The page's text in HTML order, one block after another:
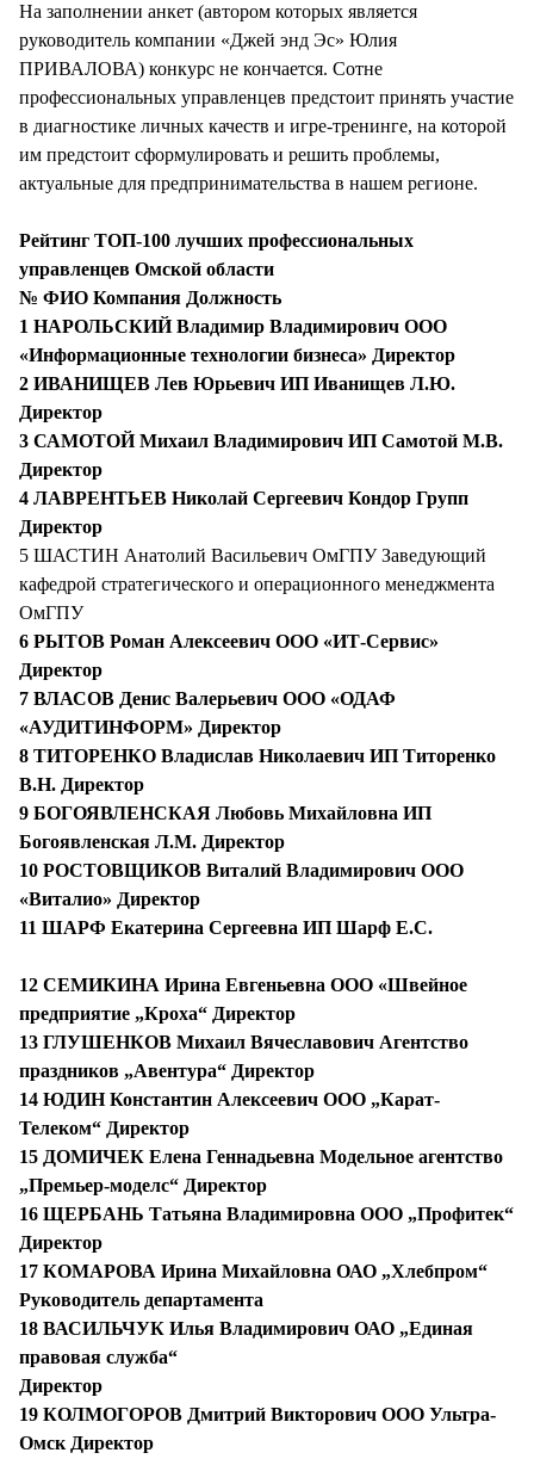
На заполнении анкет (автором которых является
руководитель компании «Джей энд Эс» Юлия
ПРИВАЛОВА) конкурс не кончается. Сотне
профессиональных управленцев предстоит принять участие
в диагностике личных качеств и игре-тренинге, на которой
им предстоит сформулировать и решить проблемы,
актуальные для предпринимательства в нашем регионе.
Рейтинг ТОП-100 лучших профессиональных
управленцев Омской области
№ ФИО Компания Должность
1 НАРОЛЬСКИЙ Владимир Владимирович ООО
«Информационные технологии бизнеса» Директор
2 ИВАНИЩЕВ Лев Юрьевич ИП Иванищев Л.Ю.
Директор
3 САМОТОЙ Михаил Владимирович ИП Самотой М.В.
Директор
4 ЛАВРЕНТЬЕВ Николай Сергеевич Кондор Групп
Директор
5 ШАСТИН Анатолий Васильевич ОмГПУ Заведующий
кафедрой стратегического и операционного менеджмента
ОмГПУ
6 РЫТОВ Роман Алексеевич ООО «ИТ-Сервис»
Директор
7 ВЛАСОВ Денис Валерьевич ООО «ОДАФ
«АУДИТИНФОРМ» Директор
8 ТИТОРЕНКО Владислав Николаевич ИП Титоренко
В.Н. Директор
9 БОГОЯВЛЕНСКАЯ Любовь Михайловна ИП
Богоявленская Л.М. Директор
10 РОСТОВЩИКОВ Виталий Владимирович ООО
«Виталио» Директор
11 ШАРФ Екатерина Сергеевна ИП Шарф Е.С.
12 СЕМИКИНА Ирина Евгеньевна ООО «Швейное
предприятие „Кроха“ Директор
13 ГЛУШЕНКОВ Михаил Вячеславович Агентство
праздников „Авентура“ Директор
14 ЮДИН Константин Алексеевич ООО „Карат-
Телеком“ Директор
15 ДОМИЧЕК Елена Геннадьевна Модельное агентство
„Премьер-моделс“ Директор
16 ЩЕРБАНЬ Татьяна Владимировна ООО „Профитек“
Директор
17 КОМАРОВА Ирина Михайловна ОАО „Хлебпром“
Руководитель департамента
18 ВАСИЛЬЧУК Илья Владимирович ОАО „Единая
правовая служба“
Директор
19 КОЛМОГОРОВ Дмитрий Викторович ООО Ультра-
Омск Директор